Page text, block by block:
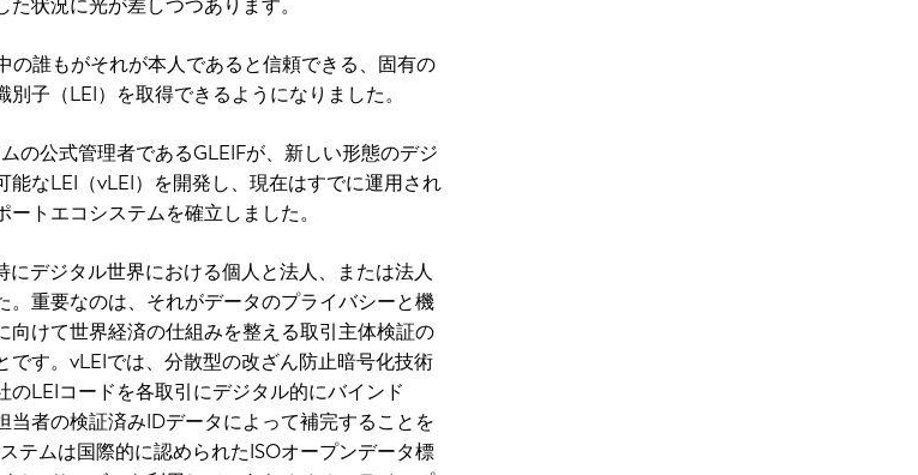
状況に光が差しつつあります。
の誰もがそれが本人であると信頼できる、固有の
子（LEI）を取得できるようになりました。
の公式管理者であるGLEIFが、新しい形態のデジ
なLEI（vLEI）を開発し、現在はすでに運用され
トエコシステムを確立しました。
デジタル世界における個人と法人、または法人
。重要なのは、それがデータのプライバシーと機
向けて世界経済の仕組みを整える取引主体検証の
です。vLEIでは、分散型の改ざん防止暗号化技術
LEIコードを各取引にデジタル的にバインド
当者の検証済みIDデータによって補完することを
テムは国際的に認められたISOオープンデータ標